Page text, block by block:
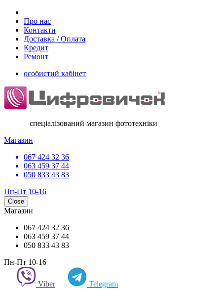
Про нас
Контакти
Доставка / Оплата
Кредит
Ремонт
особистий кабінет
спеціалізований магазин фототехніки
Магазин
067 424 32 36
063 459 37 44
050 833 43 83
Пн-Пт 10-16
Close
Магазин
067 424 32 36
063 459 37 44
050 833 43 83
Пн-Пт 10-16
Viber Telegram